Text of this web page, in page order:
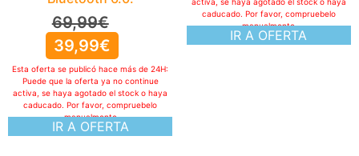
69,99€
39,99€
IR A OFERTA
Esta oferta se publicó hace más de 24H:
Puede que la oferta ya no continue
activa, se haya agotado el stock o haya
caducado. Por favor, compruebelo
manualmente
IR A OFERTA
caducado. Por favor, compruebelo
manualmente